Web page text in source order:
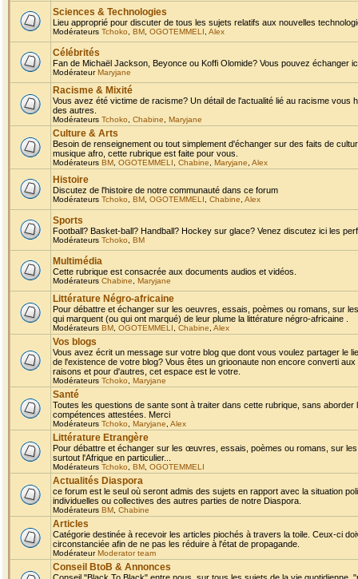
Sciences & Technologies
Lieu approprié pour discuter de tous les sujets relatifs aux nouvelles
Modérateurs Tchoko BM OGOTEMMELI Alex
Célébrités
Fan de Michaël Jackson, Beyonce ou Koffi Olomide? Vous pouvez échanger
ModérateurMaryjane
Racisme & Mixité
Vous avez été victime de racisme? Un détail de l'actualité lié au racisme
des autres.
Modérateurs Tchoko Chabine Maryjane
Culture & Arts
Besoin de renseignement ou tout simplement d'échanger sur des faits de
musique afro, cette rubrique est faite pour vous.
Modérateurs BM OGOTEMMELI Chabine Maryjane Alex
Histoire
Discutez de l'histoire de notre communauté dans ce forum
Modérateurs Tchoko BM OGOTEMMELI Chabine Alex
Sports
Football? Basket-ball? Handball? Hockey sur glace? Venez discutez ici les
Modérateurs Tchoko BM
Multimédia
Cette rubrique est consacrée aux documents audios et vidéos.
Modérateurs Chabine Maryjane
Littérature Négro-africaine
Pour débattre et échanger sur les oeuvres, essais, poèmes ou romans, sur
qui marquent (ou qui ont marqué) de leur plume la littérature négro-africaine .
Modérateurs BM OGOTEMMELI Chabine Alex
Vos blogs
Vous avez écrit un message sur votre blog que dont vous voulez partager le
de l'existence de votre blog? Vous êtes un grioonaute non encore converti
raisons et pour d'autres, cet espace est le votre.
Modérateurs Tchoko Maryjane
Santé
Toutes les questions de sante sont à traiter dans cette rubrique, sans
compétences attestées. Merci
Modérateurs Tchoko Maryjane Alex
Littérature Etrangère
Pour débattre et échanger sur les œuvres, essais, poèmes ou romans, sur
surtout l'Afrique en particulier...
Modérateurs Tchoko BM OGOTEMMELI
Actualités Diaspora
ce forum est le seul où seront admis des sujets en rapport avec la situation
individuelles ou collectives des autres parties de notre Diaspora.
Modérateurs BM Chabine
Articles
Catégorie destinée à recevoir les articles piochés à travers la toile. Ceux-ci
circonstanciée afin de ne pas les réduire à l'état de propagande.
ModérateurModerator team
Conseil BtoB & Annonces